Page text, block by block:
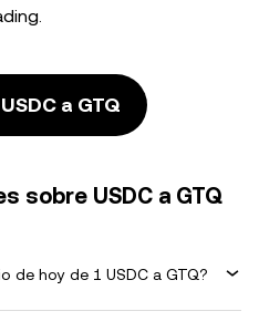
a GTQ
sobre USDC a GTQ
de hoy de 1 USDC a GTQ?